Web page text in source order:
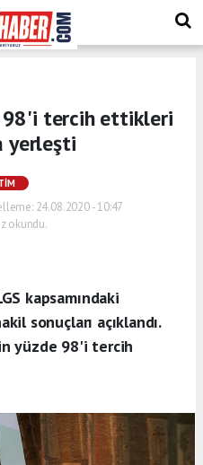
98'i tercih ettikleri
yerleşti
24.08.2020 - 10:47
okundu.
kapsamındaki
sonuçları açıklandı.
yüzde 98'i tercih